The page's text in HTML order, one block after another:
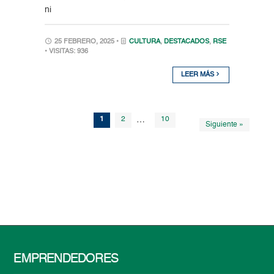
ni
25 FEBRERO, 2025 • CULTURA, DESTACADOS, RSE
• VISITAS: 936
LEER MÁS
1 2 … 10
Siguiente »
EMPRENDEDORES